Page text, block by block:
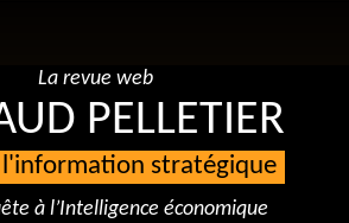
La revue web
PELLETIER
l'information stratégique
à l’Intelligence économique